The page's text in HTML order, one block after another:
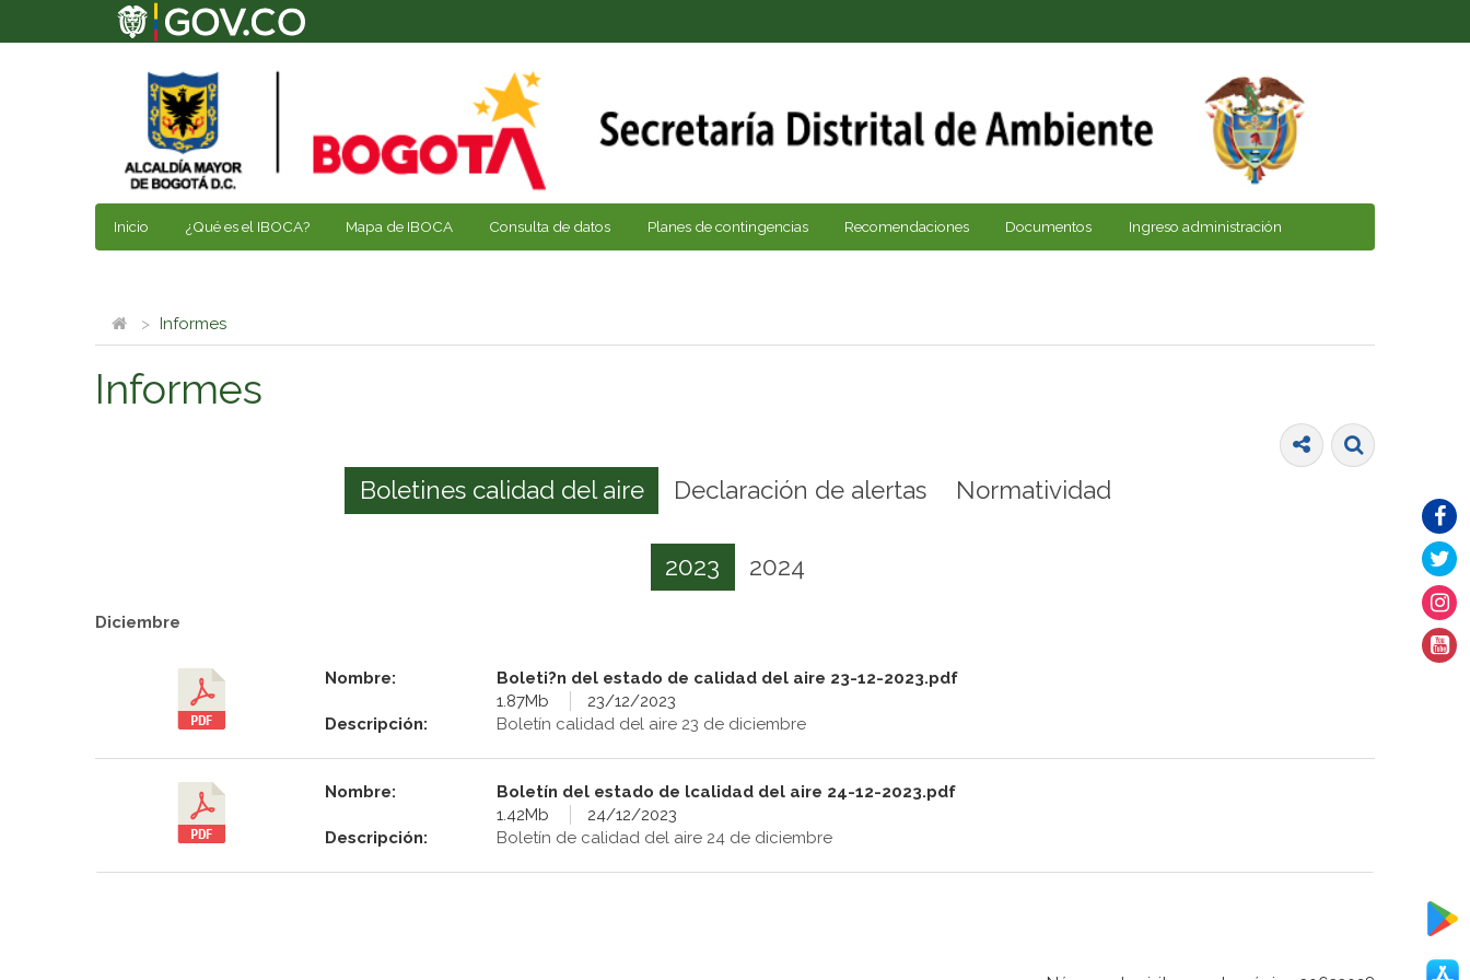
Inicio ¿Qué es el IBOCA? Mapa de IBOCA Consulta de datos Planes de contingencias Recomendaciones Documentos Ingreso administración
Informes
Informes
Boletines calidad del aire Declaración de alertas Normatividad
2023 2024
Diciembre
Nombre:
Boleti?n del estado de calidad del aire 23-12-2023.pdf
1.87Mb
23/12/2023
Descripción:
Boletín calidad del aire 23 de diciembre
Nombre:
Boletín del estado de lcalidad del aire 24-12-2023.pdf
1.42Mb
24/12/2023
Descripción:
Boletín de calidad del aire 24 de diciembre